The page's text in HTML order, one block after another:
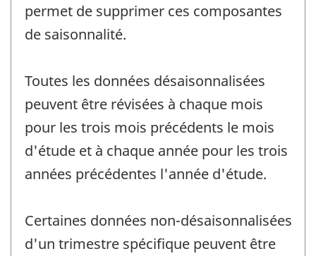
permet de supprimer ces composantes
de saisonnalité.
Toutes les données désaisonnalisées
peuvent être révisées à chaque mois
pour les trois mois précédents le mois
d'étude et à chaque année pour les trois
années précédentes l'année d'étude.
Certaines données non-désaisonnalisées
d'un trimestre spécifique peuvent être